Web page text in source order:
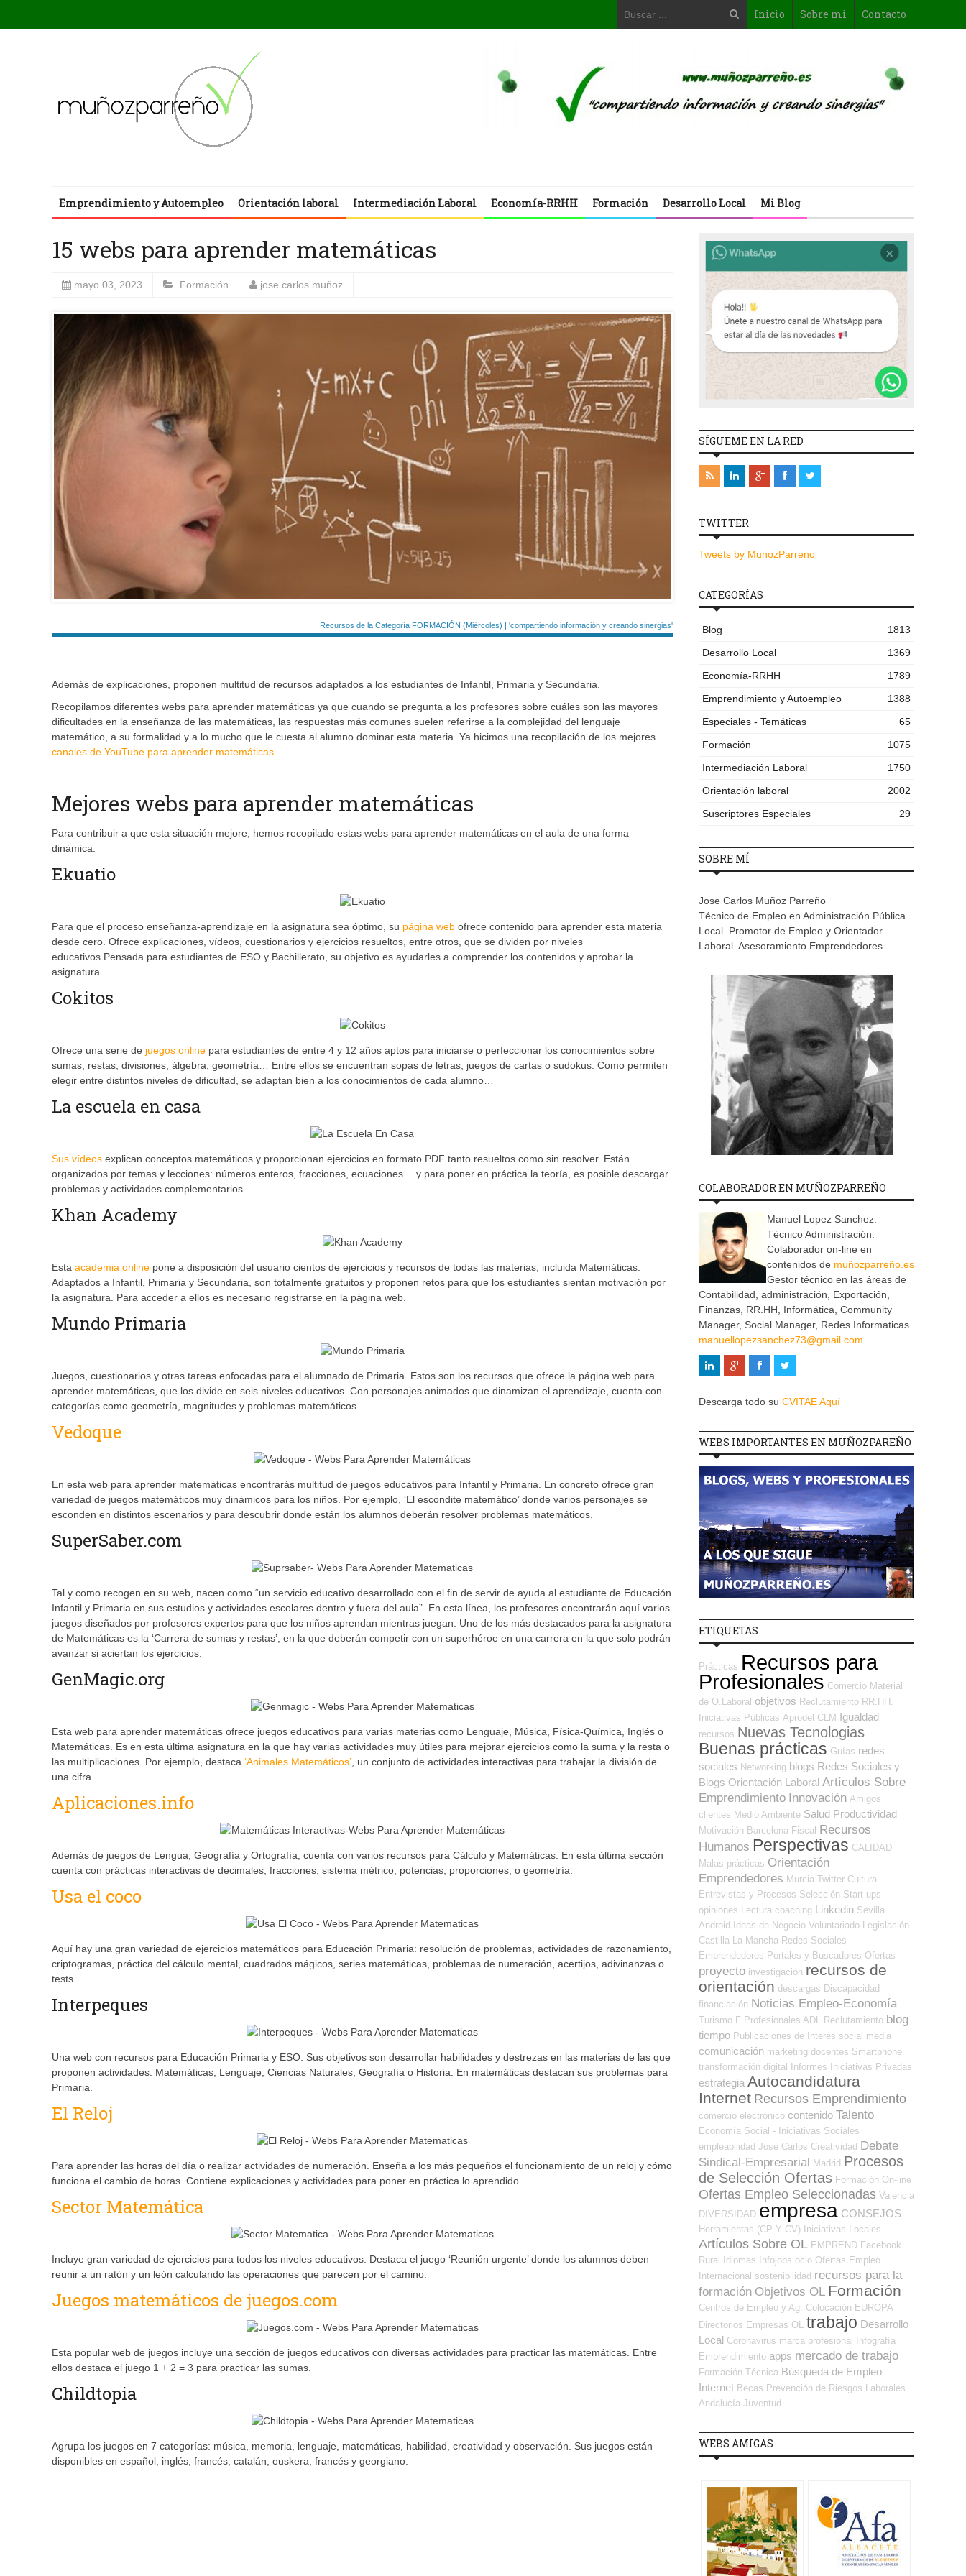
Inicio Sobre mi Contacto
Emprendimiento y Autoempleo Orientación laboral Intermediación Laboral Economía-RRHH Formación Desarrollo Local Mi Blog
15 webs para aprender matemáticas
mayo 03, 2023 Formación jose carlos muñoz
Recursos de la Categoría FORMACIÓN (Miércoles) | 'compartiendo información y creando sinergias'
Además de explicaciones, proponen multitud de recursos adaptados a los estudiantes de Infantil, Primaria y Secundaria.
Recopilamos diferentes webs para aprender matemáticas ya que cuando se pregunta a los profesores sobre cuáles son las mayores
dificultades en la enseñanza de las matemáticas, las respuestas más comunes suelen referirse a la complejidad del lenguaje
matemático, a su formalidad y a lo mucho que le cuesta al alumno dominar esta materia. Ya hicimos una recopilación de los mejores
canales de YouTube para aprender matemáticas.
Mejores webs para aprender matemáticas
Para contribuir a que esta situación mejore, hemos recopilado estas webs para aprender matemáticas en el aula de una forma
dinámica.
Ekuatio
Para que el proceso enseñanza-aprendizaje en la asignatura sea óptimo, su página web ofrece contenido para aprender esta materia
desde cero. Ofrece explicaciones, vídeos, cuestionarios y ejercicios resueltos, entre otros, que se dividen por niveles
educativos.Pensada para estudiantes de ESO y Bachillerato, su objetivo es ayudarles a comprender los contenidos y aprobar la
asignatura.
Cokitos
Ofrece una serie de juegos online para estudiantes de entre 4 y 12 años aptos para iniciarse o perfeccionar los conocimientos sobre
sumas, restas, divisiones, álgebra, geometría… Entre ellos se encuentran sopas de letras, juegos de cartas o sudokus. Como permiten
elegir entre distintos niveles de dificultad, se adaptan bien a los conocimientos de cada alumno…
La escuela en casa
Sus vídeos explican conceptos matemáticos y proporcionan ejercicios en formato PDF tanto resueltos como sin resolver. Están
organizados por temas y lecciones: números enteros, fracciones, ecuaciones… y para poner en práctica la teoría, es posible descargar
problemas y actividades complementarios.
Khan Academy
Esta academia online pone a disposición del usuario cientos de ejercicios y recursos de todas las materias, incluida Matemáticas.
Adaptados a Infantil, Primaria y Secundaria, son totalmente gratuitos y proponen retos para que los estudiantes sientan motivación por
la asignatura. Para acceder a ellos es necesario registrarse en la página web.
Mundo Primaria
Juegos, cuestionarios y otras tareas enfocadas para el alumnado de Primaria. Estos son los recursos que ofrece la página web para
aprender matemáticas, que los divide en seis niveles educativos. Con personajes animados que dinamizan el aprendizaje, cuenta con
categorías como geometría, magnitudes y problemas matemáticos.
Vedoque
En esta web para aprender matemáticas encontrarás multitud de juegos educativos para Infantil y Primaria. En concreto ofrece gran
variedad de juegos matemáticos muy dinámicos para los niños. Por ejemplo, ‘El escondite matemático’ donde varios personajes se
esconden en distintos escenarios y para descubrir donde están los alumnos deberán resolver problemas matemáticos.
SuperSaber.com
Tal y como recogen en su web, nacen como “un servicio educativo desarrollado con el fin de servir de ayuda al estudiante de Educación
Infantil y Primaria en sus estudios y actividades escolares dentro y fuera del aula”. En esta línea, los profesores encontrarán aquí varios
juegos diseñados por profesores expertos para que los niños aprendan mientras juegan. Uno de los más destacados para la asignatura
de Matemáticas es la ‘Carrera de sumas y restas’, en la que deberán competir con un superhéroe en una carrera en la que solo podrán
avanzar si aciertan los ejercicios.
GenMagic.org
Esta web para aprender matemáticas ofrece juegos educativos para varias materias como Lenguaje, Música, Física-Química, Inglés o
Matemáticas. Es en esta última asignatura en la que hay varias actividades muy útiles para mejorar ejercicios como la suma y la resta o
las multiplicaciones. Por ejemplo, destaca ‘Animales Matemáticos’, un conjunto de actividades interactivas para trabajar la división de
una cifra.
Aplicaciones.info
Además de juegos de Lengua, Geografía y Ortografía, cuenta con varios recursos para Cálculo y Matemáticas. En esta última sección
cuenta con prácticas interactivas de decimales, fracciones, sistema métrico, potencias, proporciones, o geometría.
Usa el coco
Aquí hay una gran variedad de ejercicios matemáticos para Educación Primaria: resolución de problemas, actividades de razonamiento,
criptogramas, práctica del cálculo mental, cuadrados mágicos, series matemáticas, problemas de numeración, acertijos, adivinanzas o
tests.
Interpeques
Una web con recursos para Educación Primaria y ESO. Sus objetivos son desarrollar habilidades y destrezas en las materias de las que
proponen actividades: Matemáticas, Lenguaje, Ciencias Naturales, Geografía o Historia. En matemáticas destacan sus problemas para
Primaria.
El Reloj
Para aprender las horas del día o realizar actividades de numeración. Enseña a los más pequeños el funcionamiento de un reloj y cómo
funciona el cambio de horas. Contiene explicaciones y actividades para poner en práctica lo aprendido.
Sector Matemática
Incluye gran variedad de ejercicios para todos los niveles educativos. Destaca el juego ‘Reunión urgente’ donde los alumnos deben
reunir a un ratón y un león calculando las operaciones que parecen por el camino.
Juegos matemáticos de juegos.com
Esta popular web de juegos incluye una sección de juegos educativos con diversas actividades para practicar las matemáticas. Entre
ellos destaca el juego 1 + 2 = 3 para practicar las sumas.
Childtopia
Agrupa los juegos en 7 categorías: música, memoria, lenguaje, matemáticas, habilidad, creatividad y observación. Sus juegos están
disponibles en español, inglés, francés, catalán, euskera, francés y georgiano.
SÍGUEME EN LA RED
TWITTER
Tweets by MunozParreno
CATEGORÍAS
Blog
1813
Desarrollo Local
1369
Economía-RRHH
1789
Emprendimiento y Autoempleo
1388
Especiales - Temáticas
65
Formación
1075
Intermediación Laboral
1750
Orientación laboral
2002
Suscriptores Especiales
29
SOBRE MÍ
Jose Carlos Muñoz Parreño
Técnico de Empleo en Administración Pública
Local. Promotor de Empleo y Orientador
Laboral. Asesoramiento Emprendedores
COLABORADOR EN MUÑOZPARREÑO
Manuel Lopez Sanchez.
Técnico Administración.
Colaborador on-line en
contenidos de muñozparreño.es
Gestor técnico en las áreas de
Contabilidad, administración, Exportación,
Finanzas, RR.HH, Informática, Community
Manager, Social Manager, Redes Informaticas.
manuellopezsanchez73@gmail.com
Descarga todo su CVITAE Aquí
WEBS IMPORTANTES EN MUÑOZPAREÑO
ETIQUETAS
Prácticas Recursos para
Profesionales Comercio Material
de O.Laboral objetivos Reclutamiento RR.HH.
Iniciativas Públicas Aprodel CLM Igualdad
recursos Nuevas Tecnologias
Buenas prácticas Guías redes
sociales Networking blogs Redes Sociales y
Blogs Orientación Laboral Artículos Sobre
Emprendimiento Innovación Amigos
clientes Medio Ambiente Salud Productividad
Motivación Barcelona Fiscal Recursos
Humanos Perspectivas CALIDAD
Malas prácticas Orientación
Emprendedores Murcia Twitter Cultura
Entrevistas y Procesos Selección Start-ups
opiniones
Lectura coaching Linkedin Sevilla
Android
Ideas de Negocio Voluntariado
Legislación
Castilla La Mancha Redes Sociales
Emprendedores Portales y Buscadores Ofertas
proyecto investigación recursos de
orientación descargas Discapacidad
financiación Noticias Empleo-Economía
Turismo F Profesionales ADL Reclutamiento blog
tiempo Publicaciones de Interés social media
comunicación marketing docentes Smartphone
transformación digital
Informes Iniciativas Privadas
estrategia Autocandidatura
Internet Recursos Emprendimiento
comercio electrónico contenido Talento
Economía Social - Iniciativas Sociales
empleabilidad José Carlos Creatividad Debate
Sindical-Empresarial Madrid Procesos
de Selección Ofertas Formación On-line
Ofertas Empleo Seleccionadas Valencia
DIVERSIDAD empresa CONSEJOS
Herramientas (CP Y CV) Iniciativas Locales
Artículos Sobre OL EMPREND Facebook
Rural
Idiomas Infojobs ocio Ofertas Empleo
Internacional sostenibilidad recursos para la
formación Objetivos OL Formación
Centros de Empleo y Ag. Colocación EUROPA
Directorios Empresas OL
trabajo Desarrollo
Local Coronavirus marca profesional
Infografía
Emprendimiento apps mercado de trabajo
Formación Técnica Búsqueda de Empleo
Internet Becas Prevención de Riesgos Laborales
Andalucía Juventud
WEBS AMIGAS